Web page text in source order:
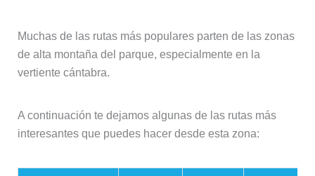
Muchas de las rutas más populares parten de las zonas
de alta montaña del parque, especialmente en la
vertiente cántabra.
A continuación te dejamos algunas de las rutas más
interesantes que puedes hacer desde esta zona: